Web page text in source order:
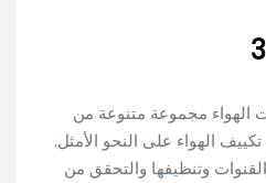
مجموعة متنوعة من
الهواء على النحو الأمثل.
وتنظيفها والتحقق من